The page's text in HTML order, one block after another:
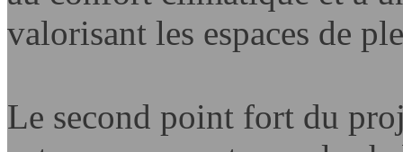
valorisant les espaces de
Le second point fort du